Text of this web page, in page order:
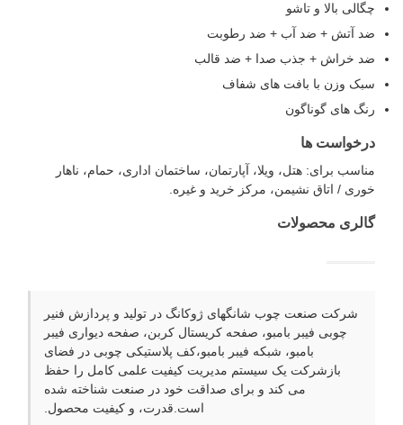
چگالی بالا و تاشو
ضد آتش + ضد آب + ضد رطوبت
ضد خراش + جذب صدا + ضد قالب
سبک وزن با بافت های شفاف
رنگ های گوناگون
درخواست ها
مناسب برای: هتل، ویلا، آپارتمان، ساختمان اداری، حمام، ناهار
خوری / اتاق نشیمن، مرکز خرید و غیره.
گالری محصولات
شرکت صنعت چوب شانگهای ژوکانگ در تولید و پردازش فنیر
چوبی فیبر بامبو، صفحه کریستال کربن، صفحه دیواری فیبر
بامبو، شبکه فیبر بامبو،کف پلاستیکی چوبی در فضای
بازشرکت یک سیستم مدیریت کیفیت علمی کامل را حفظ
می کند و برای صداقت خود در صنعت شناخته شده
است.قدرت، و کیفیت محصول.